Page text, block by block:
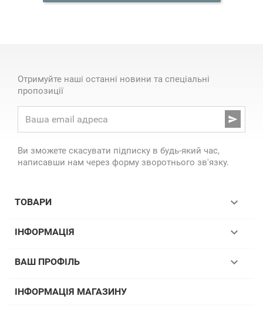
Отримуйте наші останні новини та спеціальні
пропозиції

Ви зможете скасувати підписку в будь-який час,
написавши нам через форму зворотнього зв'язку.
ТОВАРИ 
ІНФОРМАЦІЯ 
ВАШ ПРОФІЛЬ 
ІНФОРМАЦІЯ МАГАЗИНУ